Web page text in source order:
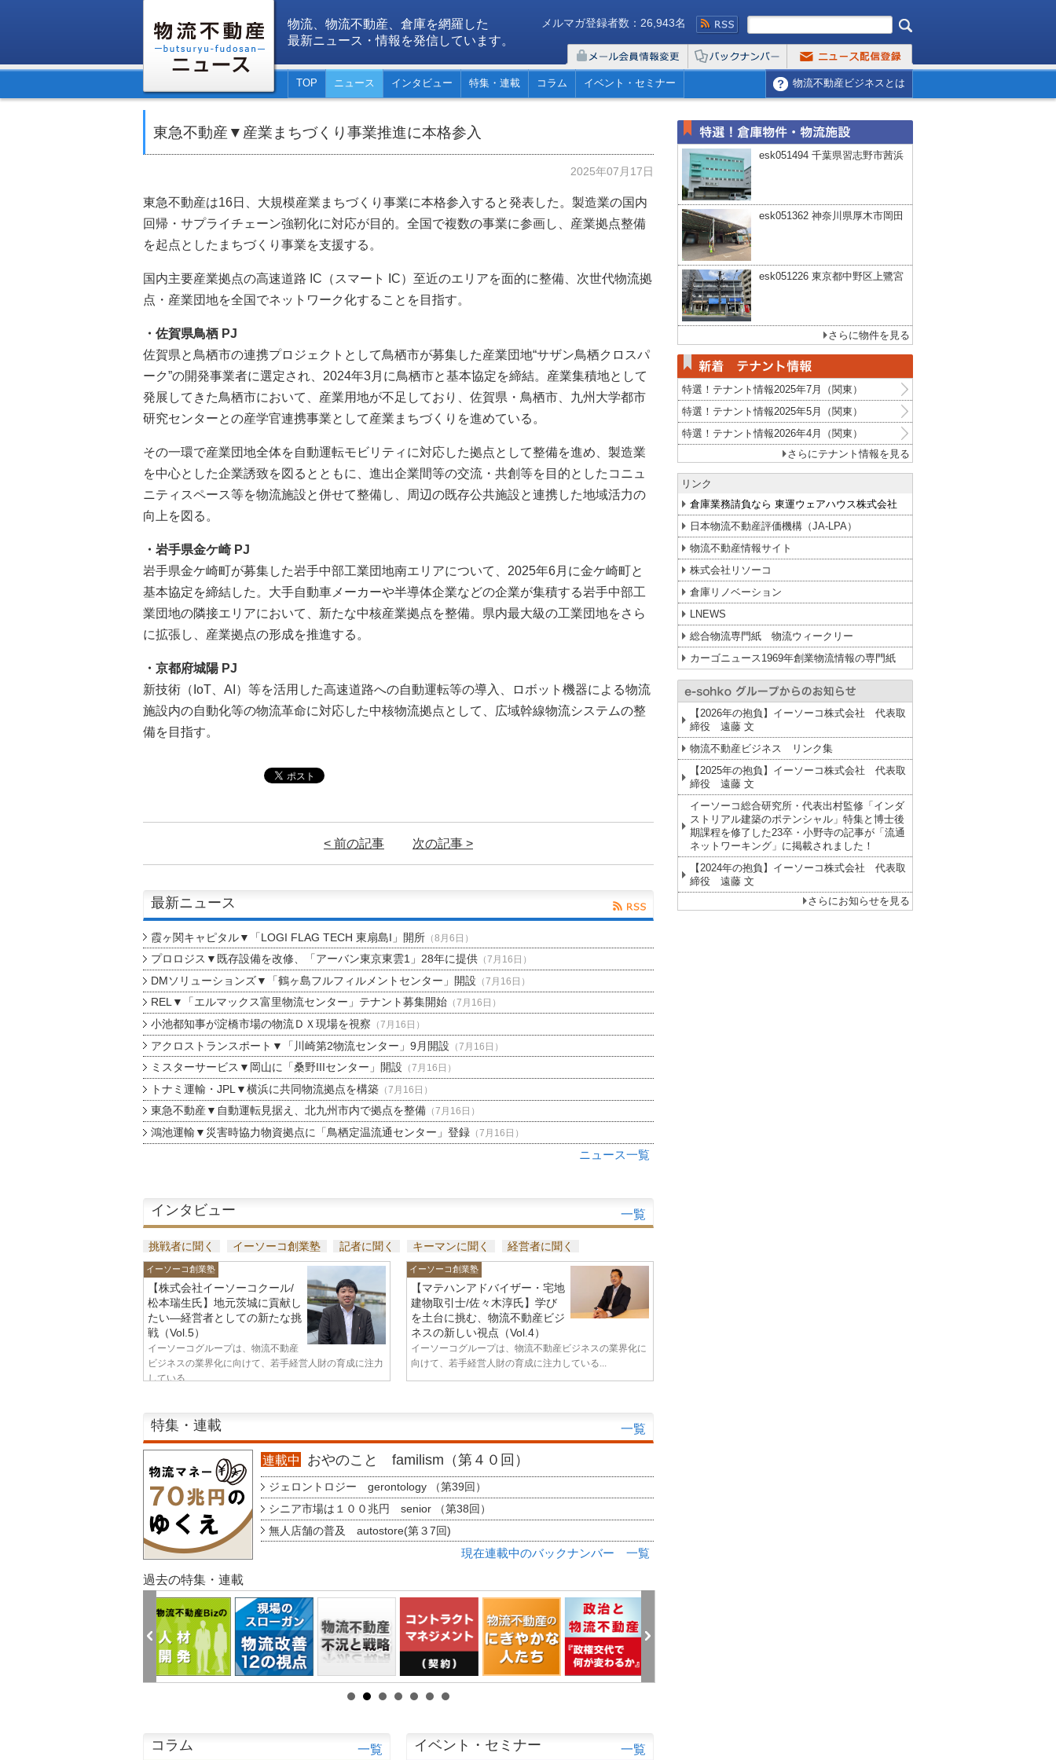
物流、物流不動産、倉庫を網羅した
最新ニュース・情報を発信しています。
メルマガ登録者数：26,943名
TOP ニュース インタビュー 特集・連載 コラム イベント・セミナー 物流不動産ビジネスとは
東急不動産▼産業まちづくり事業推進に本格参入
2025年07月17日
東急不動産は16日、大規模産業まちづくり事業に本格参入すると発表した。製造業の国内
回帰・サプライチェーン強靭化に対応が目的。全国で複数の事業に参画し、産業拠点整備
を起点としたまちづくり事業を支援する。
国内主要産業拠点の高速道路 IC（スマート IC）至近のエリアを面的に整備、次世代物流拠
点・産業団地を全国でネットワーク化することを目指す。
・佐賀県鳥栖 PJ
佐賀県と鳥栖市の連携プロジェクトとして鳥栖市が募集した産業団地“サザン鳥栖クロスパ
ーク”の開発事業者に選定され、2024年3月に鳥栖市と基本協定を締結。産業集積地として
発展してきた鳥栖市において、産業用地が不足しており、佐賀県・鳥栖市、九州大学都市
研究センターとの産学官連携事業として産業まちづくりを進めている。
その一環で産業団地全体を自動運転モビリティに対応した拠点として整備を進め、製造業
を中心とした企業誘致を図るとともに、進出企業間等の交流・共創等を目的としたコニュ
ニティスペース等を物流施設と併せて整備し、周辺の既存公共施設と連携した地域活力の
向上を図る。
・岩手県金ケ崎 PJ
岩手県金ケ崎町が募集した岩手中部工業団地南エリアについて、2025年6月に金ケ崎町と
基本協定を締結した。大手自動車メーカーや半導体企業などの企業が集積する岩手中部工
業団地の隣接エリアにおいて、新たな中核産業拠点を整備。県内最大級の工業団地をさら
に拡張し、産業拠点の形成を推進する。
・京都府城陽 PJ
新技術（IoT、AI）等を活用した高速道路への自動運転等の導入、ロボット機器による物流
施設内の自動化等の物流革命に対応した中核物流拠点として、広域幹線物流システムの整
備を目指す。
< 前の記事 次の記事 >
最新ニュース
霞ヶ関キャピタル▼「LOGI FLAG TECH 東扇島I」開所（8月6日）
プロロジス▼既存設備を改修、「アーバン東京東雲1」28年に提供（7月16日）
DMソリューションズ▼「鶴ヶ島フルフィルメントセンター」開設 （7月16日）
REL▼「エルマックス富里物流センター」テナント募集開始（7月16日）
小池都知事が淀橋市場の物流ＤＸ現場を視察 （7月16日）
アクロストランスポート▼「川崎第2物流センター」9月開設 （7月16日）
ミスターサービス▼岡山に「桑野IIIセンター」開設 （7月16日）
トナミ運輸・JPL▼横浜に共同物流拠点を構築（7月16日）
東急不動産▼自動運転見据え、北九州市内で拠点を整備（7月16日）
鴻池運輸▼災害時協力物資拠点に「鳥栖定温流通センター」登録（7月16日）
ニュース一覧
インタビュー 一覧
挑戦者に聞く イーソーコ創業塾 記者に聞く キーマンに聞く 経営者に聞く
イーソーコ創業塾
【株式会社イーソーコクール/
松本瑞生氏】地元茨城に貢献し
たい—経営者としての新たな挑
戦（Vol.5）
イーソーコグループは、物流不動産
ビジネスの業界化に向けて、若手経営人財の育成に注力
している...
イーソーコ創業塾
【マテハンアドバイザー・宅地
建物取引士/佐々木淳氏】学び
を土台に挑む、物流不動産ビジ
ネスの新しい視点（Vol.4）
イーソーコグループは、物流不動産ビジネスの業界化に
向けて、若手経営人財の育成に注力している...
特集・連載 一覧
連載中 おやのこと familism（第４０回）
ジェロントロジー gerontology （第39回）
シニア市場は１００兆円 senior （第38回）
無人店舗の普及 autostore(第３7回)
現在連載中のバックナンバー 一覧
過去の特集・連載
コラム 一覧 イベント・セミナー 一覧
esk051494 千葉県習志野市茜浜
esk051362 神奈川県厚木市岡田
esk051226 東京都中野区上鷺宮
さらに物件を見る
特選！テナント情報2025年7月（関東）
特選！テナント情報2025年5月（関東）
特選！テナント情報2026年4月（関東）
さらにテナント情報を見る
リンク
倉庫業務請負なら 東運ウェアハウス株式会社
日本物流不動産評価機構（JA-LPA）
物流不動産情報サイト
株式会社リソーコ
倉庫リノベーション
LNEWS
総合物流専門紙 物流ウィークリー
カーゴニュース1969年創業物流情報の専門紙
【2026年の抱負】イーソーコ株式会社 代表取
締役 遠藤 文
物流不動産ビジネス リンク集
【2025年の抱負】イーソーコ株式会社 代表取
締役 遠藤 文
イーソーコ総合研究所・代表出村監修「インダ
ストリアル建築のポテンシャル」特集と博士後
期課程を修了した23卒・小野寺の記事が「流通
ネットワーキング」に掲載されました！
【2024年の抱負】イーソーコ株式会社 代表取
締役 遠藤 文
さらにお知らせを見る